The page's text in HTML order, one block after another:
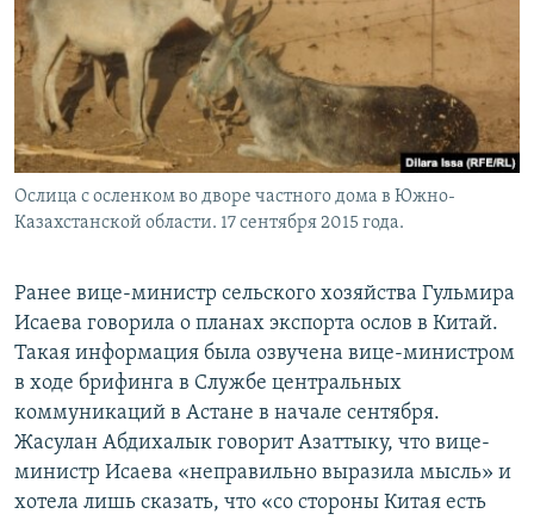
Ослица с осленком во дворе частного дома в Южно-
Казахстанской области. 17 сентября 2015 года.
Ранее вице-министр сельского хозяйства Гульмира
Исаева говорила о планах экспорта ослов в Китай.
Такая информация была озвучена вице-министром
в ходе брифинга в Службе центральных
коммуникаций в Астане в начале сентября.
Жасулан Абдихалык говорит Азаттыку, что вице-
министр Исаева «неправильно выразила мысль» и
хотела лишь сказать, что «со стороны Китая есть